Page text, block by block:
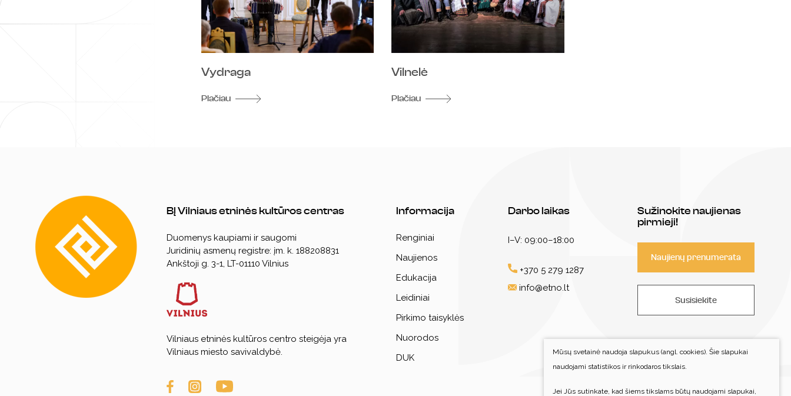
Vydraga
Plačiau
Vilnelė
Plačiau
BĮ Vilniaus etninės kultūros centras
Duomenys kaupiami ir saugomi
Juridinių asmenų registre: įm. k. 188208831
Ankštoji g. 3-1, LT-01110 Vilnius
Vilniaus etninės kultūros centro steigėja yra
Vilniaus miesto savivaldybė.
Informacija
Renginiai
Naujienos
Edukacija
Leidiniai
Pirkimo taisyklės
Nuorodos
DUK
Darbo laikas
I–V: 09:00–18:00
+370 5 279 1287
info@etno.lt
Sužinokite naujienas
pirmieji!
Naujienų prenumerata
Susisiekite
Mūsų svetainė naudoja slapukus (angl. cookies). Šie slapukai
naudojami statistikos ir rinkodaros tikslais.
Jei Jūs sutinkate, kad šiems tikslams būtų naudojami slapukai,